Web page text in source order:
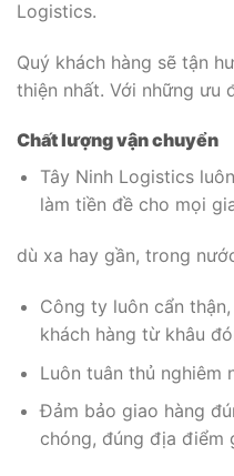
Logistics.
Quý khách hàng sẽ tận
thiện nhất. Với những ưu
Chất lượng vận chuyển
Tây Ninh Logistics
làm tiền đề cho mọi
dù xa hay gần, trong
Công ty luôn cẩn
khách hàng từ khâu
Luôn tuân thủ nghiêm
Đảm bảo giao hàng
chóng, đúng địa điểm